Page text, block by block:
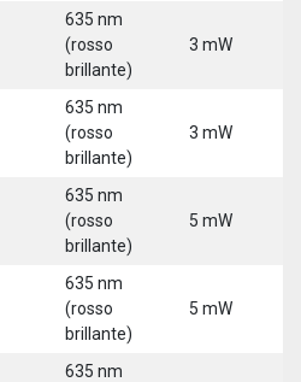
635 nm
(rosso
brillante)
3 mW
635 nm
(rosso
brillante)
3 mW
635 nm
(rosso
brillante)
5 mW
635 nm
(rosso
brillante)
5 mW
635 nm